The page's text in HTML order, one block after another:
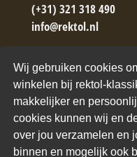
Wij gebruiken cookies
winkelen bij rektol-
makkelijker en
cookies kunnen wij en
over jou verzamelen en
binnen en mogelijk ook
(+31) 321 318 490
info@rektol.nl
→ Contactformulier